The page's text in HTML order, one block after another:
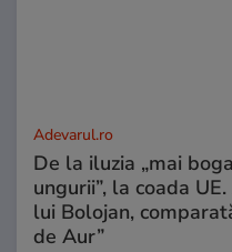
Adevarul.ro
De la iluzia „mai
ungurii”, la coada
lui Bolojan,
de Aur”